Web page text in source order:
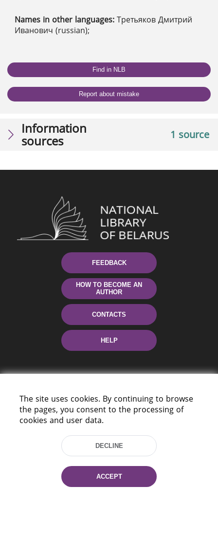
Names in other languages: Третьяков Дмитрий
Иванович (russian);
Find in NLB
Report about mistake
1 source
Information
sources
FEEDBACK
HOW TO BECOME AN
AUTHOR
CONTACTS
HELP
220114, Niezaležnasci Ave. 116, Minsk,
Tel.: (+375 17) 368 37 37
Fax: (+375 17) 368 97 06
E-mail: inbox@nlb.by
The site uses cookies. By continuing to browse
the pages, you consent to the processing of
cookies and user data.
DECLINE
ACCEPT